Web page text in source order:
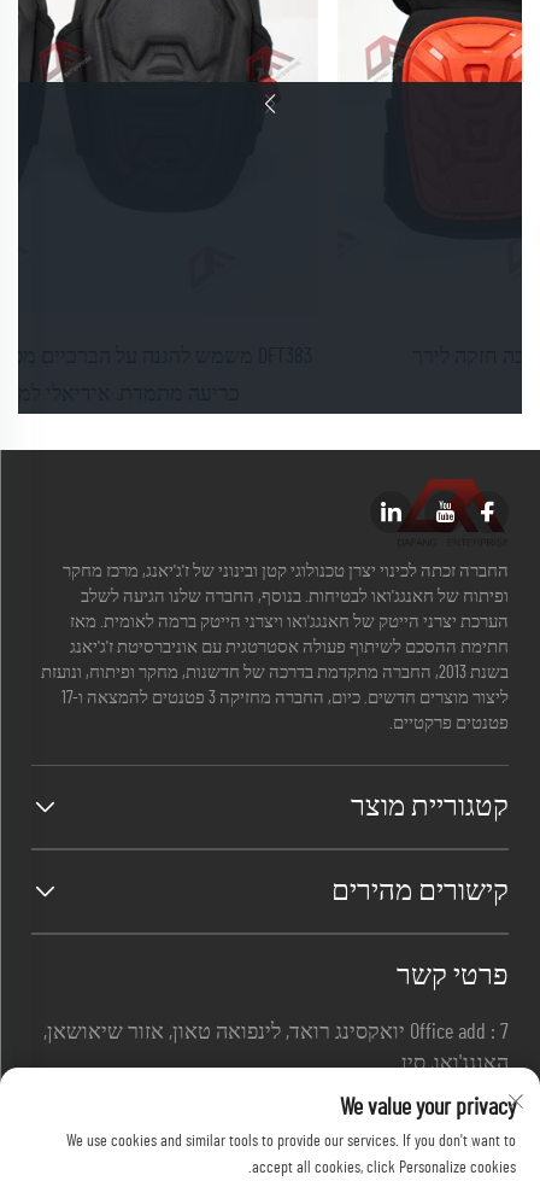
החברה זכתה לכינוי יצרן טכנולוגי קטן ובינוני של ז'ג'יאנג, מרכז מחקר
ופיתוח של חאנגג'ואו לבטיחות. בנוסף, החברה שלנו הגיעה לשלב
הערכת יצרני הייטק של חאנגג'ואו ויצרני הייטק ברמה לאומית. מאז
חתימת ההסכם לשיתוף פעולה אסטרטגית עם אוניברסיטת ז'ג'יאנג
בשנת 2013, החברה מתקדמת בדרכה של חדשנות, מחקר ופיתוח, ונועזת
ליצור מוצרים חדשים. כיום, החברה מחזיקה 3 פטנטים להמצאה ו-17
פטנטים פרקטיים.
קטגוריית מוצר
קישורים מהירים
פרטי קשר
Office add : 7 יואקסינג רואד, לינפואה טאון, אזור שיאושאן,
האנגג'ואו, סין
דואר אלקטרוני:
טל:
We value your privacy
We use cookies and similar tools to provide our services. If you don't want to
accept all cookies, click Personalize cookies.